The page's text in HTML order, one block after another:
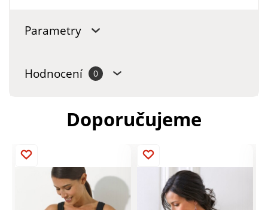
Parametry
Hodnocení 0
Doporučujeme